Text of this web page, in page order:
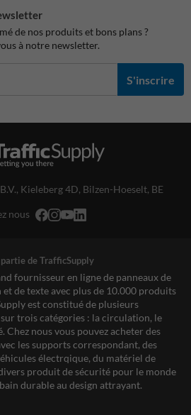
de nos produits et bons plans ?
à notre newsletter.
S'inscrire
Kieleberg 4D, Bilzen-Hoeselt, BE
nous
de TrafficSupply
fournisseur en ligne de panneaux de
de texte avec plus de 10.000 produits
est constitué de plusieurs
trois catégories : la circulation, le
Chez nous vous pouvez acheter des
les supports correspondant, des
électrqique, du matériel de
produit de sécurité pour le monde
durable au design attrayant.